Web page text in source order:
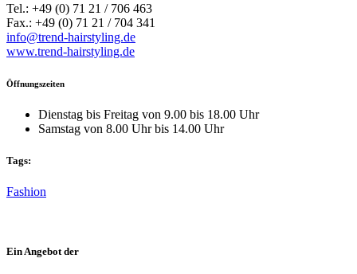
Tel.: +49 (0) 71 21 / 706 463
Fax.: +49 (0) 71 21 / 704 341
info@trend-hairstyling.de
www.trend-hairstyling.de
Öffnungszeiten
Dienstag bis Freitag von 9.00 bis 18.00 Uhr
Samstag von 8.00 Uhr bis 14.00 Uhr
Tags:
Fashion
Ein Angebot der